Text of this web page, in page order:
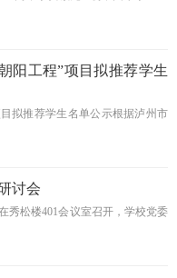
阳工程”项目拟推荐学生
拟推荐学生名单公示根据泸州市
讨会
秀松楼401会议室召开，学校党委